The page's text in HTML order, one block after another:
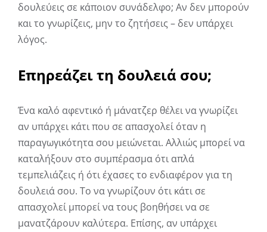
δουλεύεις σε κάποιον συνάδελφο; Αν δεν μπορούν
και το γνωρίζεις, μην το ζητήσεις – δεν υπάρχει
λόγος.
Επηρεάζει τη δουλειά σου;
Ένα καλό αφεντικό ή μάνατζερ θέλει να γνωρίζει
αν υπάρχει κάτι που σε απασχολεί όταν η
παραγωγικότητα σου μειώνεται. Αλλιώς μπορεί να
καταλήξουν στο συμπέρασμα ότι απλά
τεμπελιάζεις ή ότι έχασες το ενδιαφέρον για τη
δουλειά σου. Το να γνωρίζουν ότι κάτι σε
απασχολεί μπορεί να τους βοηθήσει να σε
μανατζάρουν καλύτερα. Επίσης, αν υπάρχει